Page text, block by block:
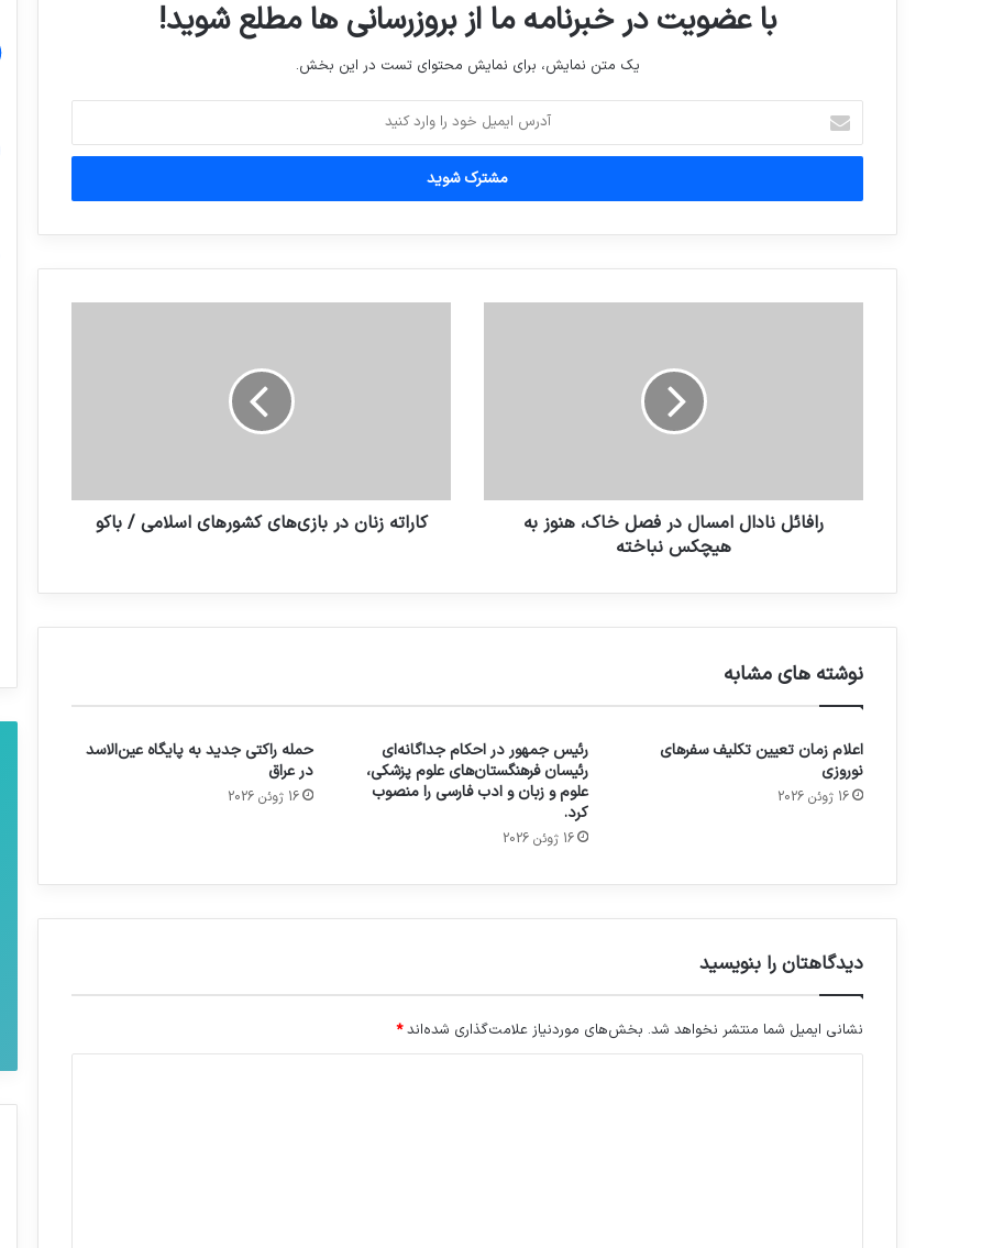
فاتح تریم منتفی است؛ قیمتش با بودجه
استقلال تفاوت زیادی دارد
حسن هاشمی که در هفته‌های اخیر مورد
هجمه برخی رسانه‌های خاص قرار گرفته،
زنده با مردم سخن خواهد گفت.
الناز شاكردوست و خواهرش دیشب در
نيوكمپ
با عضویت در خبرنامه ما از بروزرسانی ها مطلع شوید!
یک متن نمایش، برای نمایش محتوای تست در این بخش.
آدرس
ایمیل
خود
وارد
رافائل نادال امسال در فصل خاک، هنوز به
هیچکس نباخته
کاراته زنان در بازی‌های کشورهای اسلامی / باکو
نوشته های مشابه
اعلام زمان تعیین تکلیف سفرهای
نوروزی
16 ژوئن 2026
رئیس جمهور در احکام جداگانه‌ای
رئیسان فرهنگستان‌های علوم پزشکی،
علوم و زبان و ادب فارسی را منصوب
کرد.
16 ژوئن 2026
حمله راکتی جدید به پایگاه عین‌الاسد
در عراق
16 ژوئن 2026
دیدگاهتان را بنویسید
نشانی ایمیل شما منتشر نخواهد شد. بخش‌های موردنیاز علامت‌گذاری شده‌اند*